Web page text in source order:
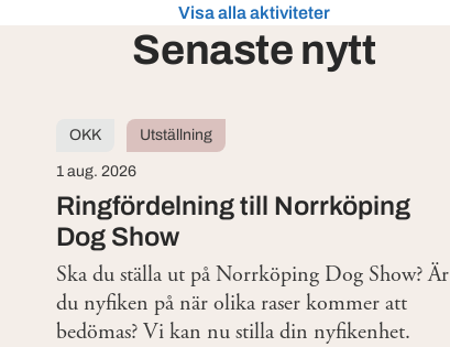
Visa alla aktiviteter
Senaste nytt
Ringfördelning till Norrköping
Dog Show
OKK Utställning
1 aug. 2026
Ska du ställa ut på Norrköping Dog Show? Är
du nyfiken på när olika raser kommer att
bedömas? Vi kan nu stilla din nyfikenhet.